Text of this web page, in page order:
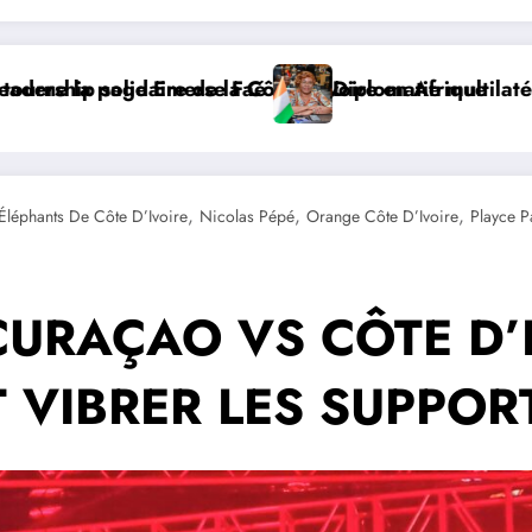
Kaba porte la voix de la Côte d’Ivoire et lance la
𝐃𝐀𝐊𝐀𝐑 𝟐𝟎𝟐𝟔 : 𝐋𝐄𝐒 𝐀𝐓𝐇𝐋È𝐓𝐄𝐒 𝐈𝐕𝐎𝐈𝐑𝐈𝐄𝐍𝐒
Éléphants De Côte D’Ivoire, Nicolas Pépé, Orange Côte D’Ivoire, Playce
VS CÔTE
LES